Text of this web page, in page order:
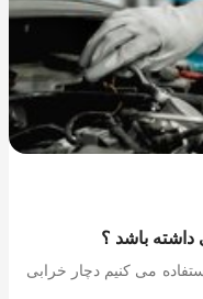
داشته باشد ؟
می کنیم دچار خرابی